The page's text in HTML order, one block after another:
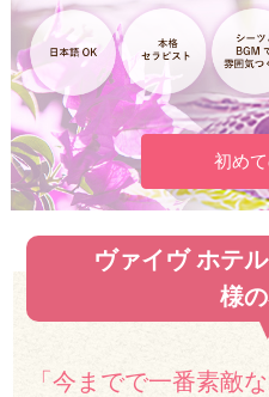
初め
ヴァイヴ ホテ
様
「今までで一番素敵